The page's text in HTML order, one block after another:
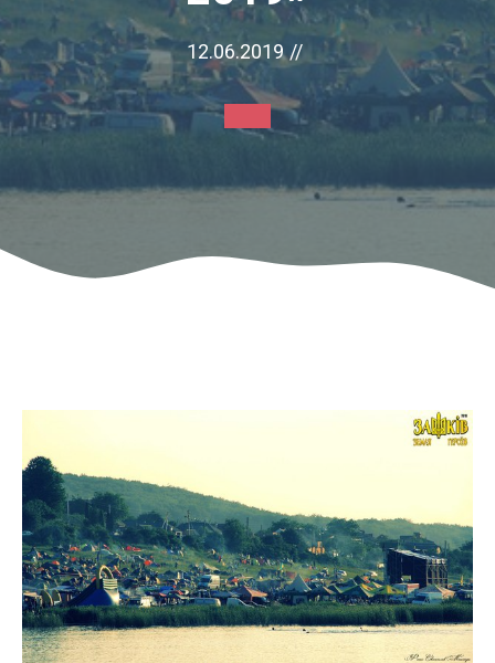
12.06.2019 //